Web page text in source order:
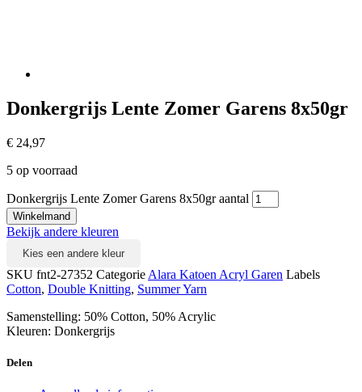
Donkergrijs Lente Zomer Garens 8x50gr
€ 24,97
5 op voorraad
Donkergrijs Lente Zomer Garens 8x50gr aantal
Winkelmand
Bekijk andere kleuren
Kies een andere kleur
SKU fnt2-27352 Categorie Alara Katoen Acryl Garen Labels
Cotton, Double Knitting, Summer Yarn
Samenstelling: 50% Cotton, 50% Acrylic
Kleuren: Donkergrijs
Delen